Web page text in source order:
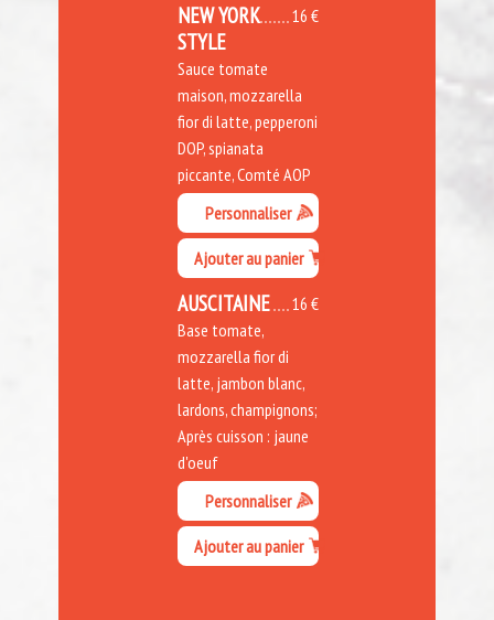
16 €
NEW YORK
STYLE
Sauce tomate
maison, mozzarella
fior di latte, pepperoni
DOP, spianata
piccante, Comté AOP
Personnaliser
Ajouter au panier
16 €
AUSCITAINE
Base tomate,
mozzarella fior di
latte, jambon blanc,
lardons, champignons;
Après cuisson : jaune
d'oeuf
Personnaliser
Ajouter au panier